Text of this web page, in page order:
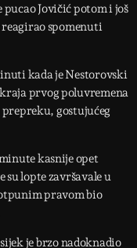
Jovičić potom i još
reagirao spomenuti
kada je Nestorovski
prvog poluvremena
gostujućeg
kasnije opet
su lopte završavale u
pravom bio
je brzo nadoknadio